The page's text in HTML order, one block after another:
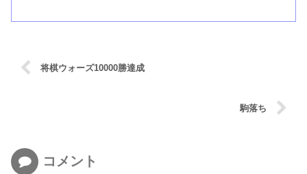
将棋ウォーズ10000勝達成
駒落ち
コメント